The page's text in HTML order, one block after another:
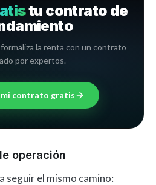
tu contrato de
la renta con un contrato
por expertos.
mi contrato gratis
operación
seguir el mismo camino: